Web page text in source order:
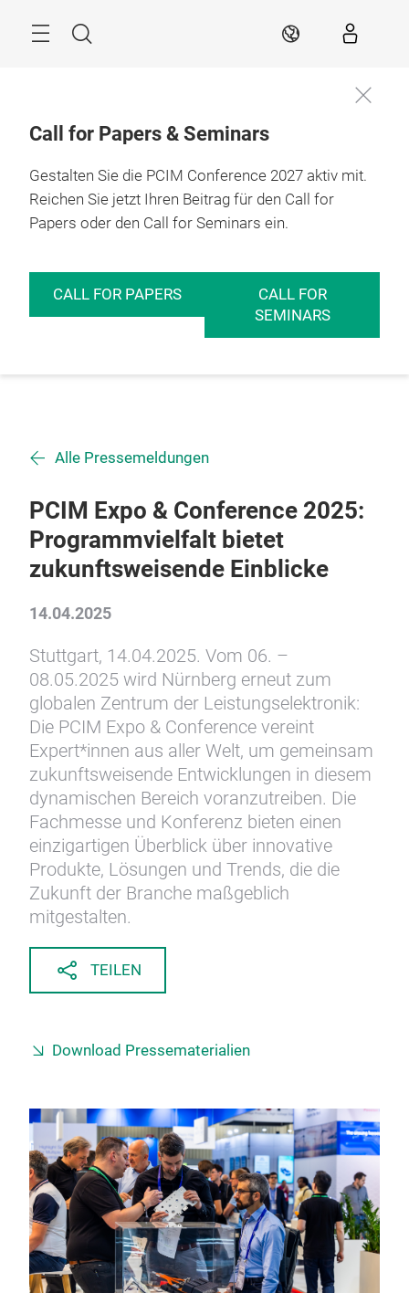
Suche DE
Call for Papers & Seminars
Gestalten Sie die PCIM Conference 2027 aktiv mit.
Reichen Sie jetzt Ihren Beitrag für den Call for
Papers oder den Call for Seminars ein.
CALL FOR PAPERS
CALL FOR
SEMINARS
Alle Pressemeldungen
PCIM Expo & Conference 2025:
Programmvielfalt bietet
zukunftsweisende Einblicke
14.04.2025
Stuttgart, 14.04.2025. Vom 06. –
08.05.2025 wird Nürnberg erneut zum
globalen Zentrum der Leistungselektronik:
Die PCIM Expo & Conference vereint
Expert*innen aus aller Welt, um gemeinsam
zukunftsweisende Entwicklungen in diesem
dynamischen Bereich voranzutreiben. Die
Fachmesse und Konferenz bieten einen
einzigartigen Überblick über innovative
Produkte, Lösungen und Trends, die die
Zukunft der Branche maßgeblich
mitgestalten.
TEILEN
Download Pressematerialien